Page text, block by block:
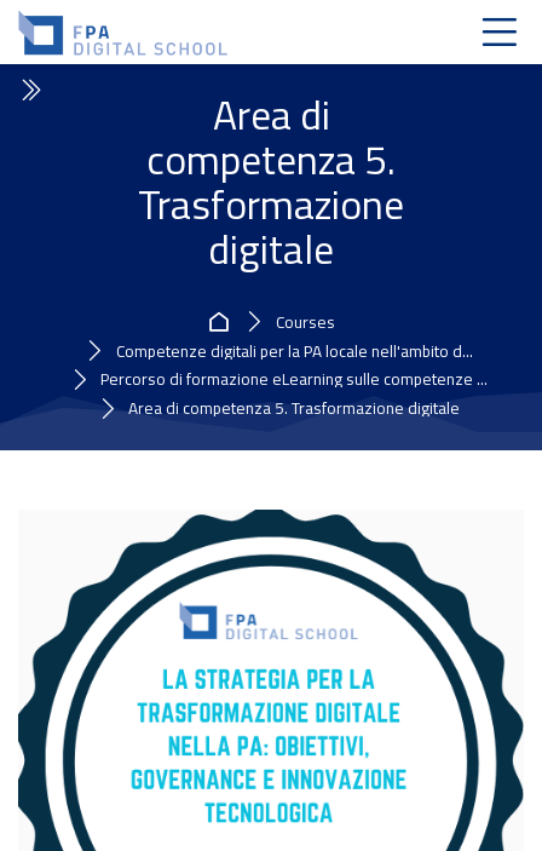
Skip to navigation
Skip to login form
Skip to main content
Skip to accessibility options
Skip to footer
Skip accessibility options
Area di
competenza 5.
Trasformazione
digitale
HomeCourses
Competenze digitali per la PA locale nell'ambito d...
Percorso di formazione eLearning sulle competenze ...
Area di competenza 5. Trasformazione digitale